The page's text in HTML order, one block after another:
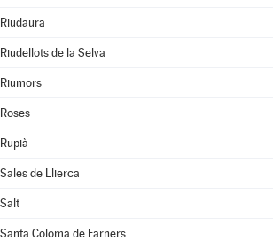
Riudaura
Riudellots de la Selva
Riumors
Roses
Rupià
Sales de Llierca
Salt
Santa Coloma de Farners